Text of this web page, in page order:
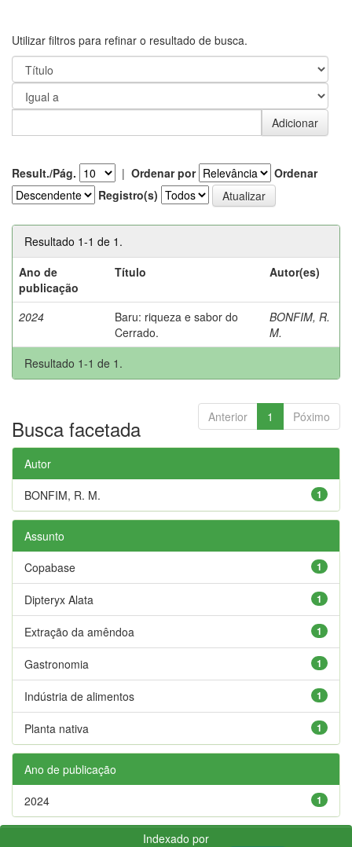
Utilizar filtros para refinar o resultado de busca.
Result./Pág. | Ordenar por
Ordenar
Registro(s)
Resultado 1-1 de 1.
Ano de
publicação
Título Autor(es)
2024
Baru: riqueza e sabor do
Cerrado.
BONFIM, R.
M.
Resultado 1-1 de 1.
Anterior 1 Póximo
Busca facetada
Autor
1
BONFIM, R. M.
Assunto
1
Copabase
1
Dipteryx Alata
1
Extração da amêndoa
1
Gastronomia
1
Indústria de alimentos
1
Planta nativa
Ano de publicação
1
2024
Indexado por